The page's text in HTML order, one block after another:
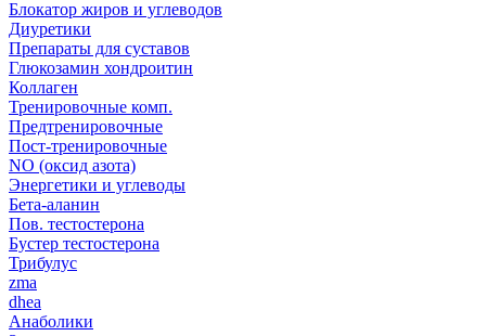
Блокатор жиров и углеводов
Диуретики
Препараты для суставов
Глюкозамин хондроитин
Коллаген
Тренировочные комп.
Предтренировочные
Пост-тренировочные
NO (оксид азота)
Энергетики и углеводы
Бета-аланин
Пов. тестостерона
Бустер тестостерона
Трибулус
zma
dhea
Анаболики